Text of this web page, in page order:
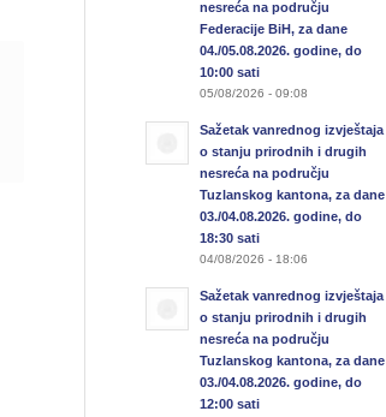
nesreća na području
Federacije BiH, za dane
04./05.08.2026. godine, do
10:00 sati
05/08/2026 - 09:08
Sažetak vanrednog izvještaja
o stanju prirodnih i drugih
nesreća na području
Tuzlanskog kantona, za dane
03./04.08.2026. godine, do
18:30 sati
04/08/2026 - 18:06
Sažetak vanrednog izvještaja
o stanju prirodnih i drugih
nesreća na području
Tuzlanskog kantona, za dane
03./04.08.2026. godine, do
12:00 sati